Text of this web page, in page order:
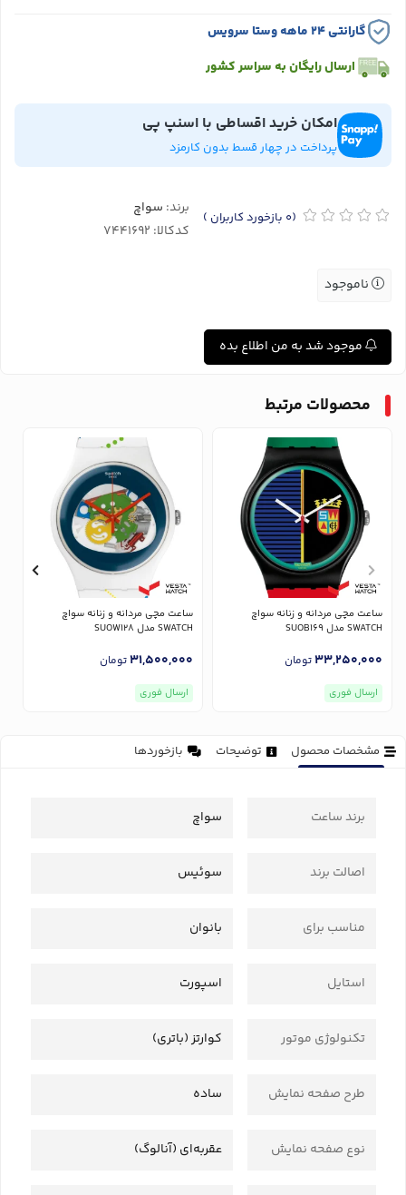
گارانتی ۲۴ ماهه وستا سرویس
ارسال رایگان به سراسر کشور
امکان خرید اقساطی با اسنپ پی
پرداخت در چهار قسط بدون کارمزد
(0 بازخورد کاربران ) برند: سواچ
کدکالا:
ناموجود
موجود شد به من اطلاع بده
محصولات مرتبط
ساعت مچی مردانه و زنانه سواچ
SWATCH مدل SUOB169
33,250,000تومان
ارسال فوری
ساعت مچی مردانه و زنانه سواچ
SWATCH مدل SUOW128
31,500,000تومان
ارسال فوری
مشخصات محصول توضیحات بازخوردها
برند ساعت سواچ
اصالت برند سوئیس
مناسب برای بانوان
استایل اسپورت
تکنولوژی موتور کوارتز (باتری)
طرح صفحه نمایش ساده
نوع صفحه نمایش عقربه‌ای (آنالوگ)